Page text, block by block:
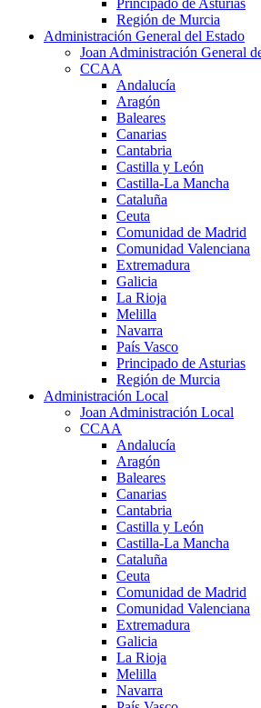
Región de Murcia
Administración General del Estado
Joan Administración General
CCAA
Andalucía
Aragón
Baleares
Canarias
Cantabria
Castilla y León
Castilla-La Mancha
Cataluña
Ceuta
Comunidad de Madrid
Comunidad Valenciana
Extremadura
Galicia
La Rioja
Melilla
Navarra
País Vasco
Principado de Asturias
Región de Murcia
Administración Local
Joan Administración Local
CCAA
Andalucía
Aragón
Baleares
Canarias
Cantabria
Castilla y León
Castilla-La Mancha
Cataluña
Ceuta
Comunidad de Madrid
Comunidad Valenciana
Extremadura
Galicia
La Rioja
Melilla
Navarra